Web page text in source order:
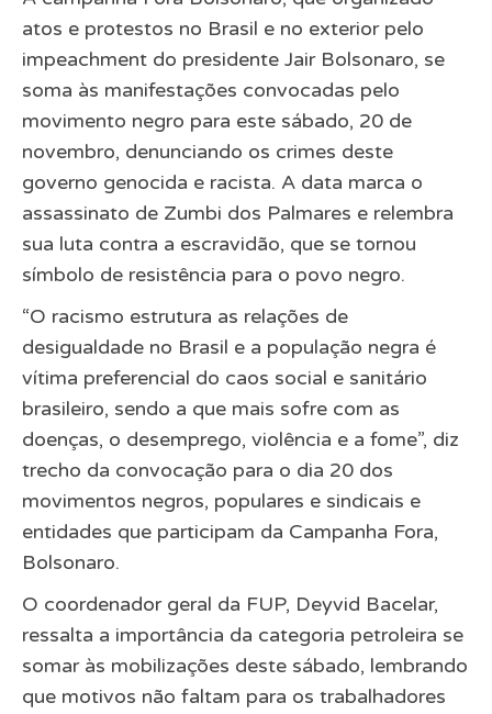
atos e protestos no Brasil e no exterior pelo
impeachment do presidente Jair Bolsonaro, se
soma às manifestações convocadas pelo
movimento negro para este sábado, 20 de
novembro, denunciando os crimes deste
governo genocida e racista. A data marca o
assassinato de Zumbi dos Palmares e relembra
sua luta contra a escravidão, que se tornou
símbolo de resistência para o povo negro.
“O racismo estrutura as relações de
desigualdade no Brasil e a população negra é
vítima preferencial do caos social e sanitário
brasileiro, sendo a que mais sofre com as
doenças, o desemprego, violência e a fome”, diz
trecho da convocação para o dia 20 dos
movimentos negros, populares e sindicais e
entidades que participam da Campanha Fora,
Bolsonaro.
O coordenador geral da FUP, Deyvid Bacelar,
ressalta a importância da categoria petroleira se
somar às mobilizações deste sábado, lembrando
que motivos não faltam para os trabalhadores